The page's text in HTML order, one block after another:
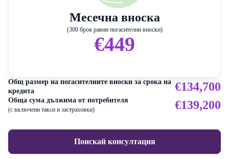
Месечна вноска
(300 броя равни погасителни вноски)
€449
Общ размер на погасителните вноски за срока на
кредита
€134,700
Обща сума дължима от потребителя
(с включени такси и застраховки) €139,200
Поискай консултация